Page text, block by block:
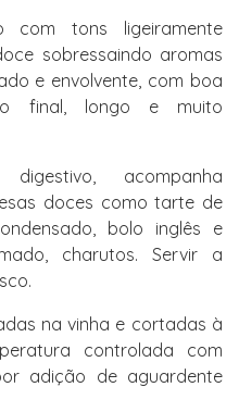
com tons ligeiramente
sobressaindo aromas
e envolvente, com boa
final, longo e muito
acompanha
doces como tarte de
bolo inglês e
charutos. Servir a
na vinha e cortadas à
controlada com
adição de aguardente